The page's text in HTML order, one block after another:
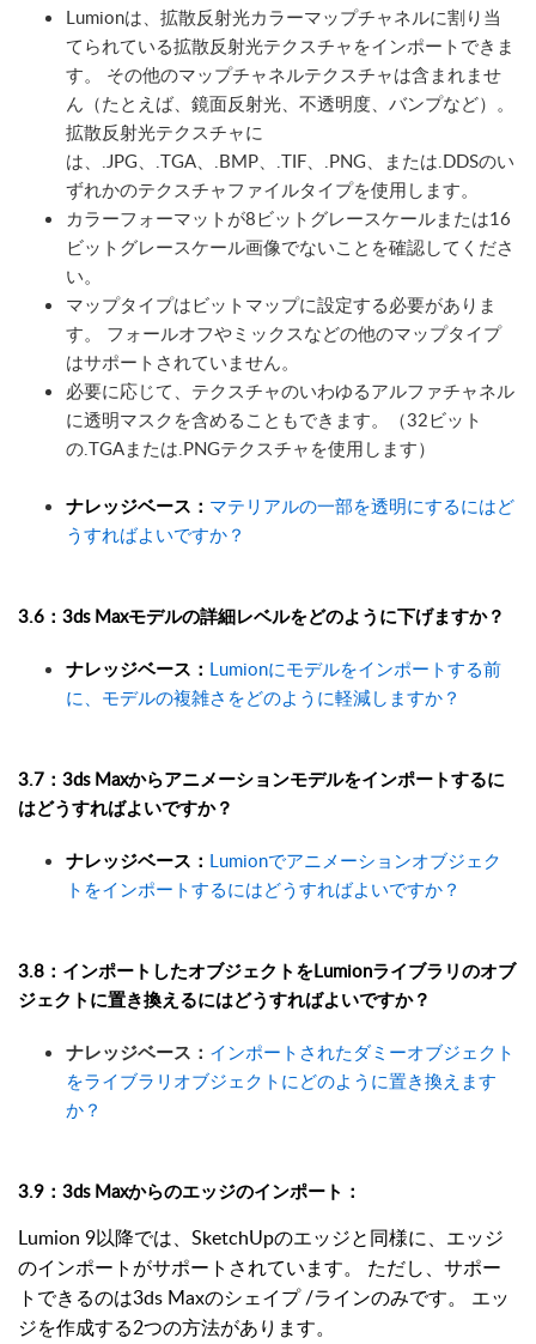
Lumionは、拡散反射光カラーマップチャネルに割り当
てられている拡散反射光テクスチャをインポートできま
す。 その他のマップチャネルテクスチャは含まれませ
ん（たとえば、鏡面反射光、不透明度、バンプなど）。
拡散反射光テクスチャに
は、.JPG、.TGA、.BMP、.TIF、.PNG、または.DDSのい
ずれかのテクスチャファイルタイプを使用します。
カラーフォーマットが8ビットグレースケールまたは16
ビットグレースケール画像でないことを確認してくださ
い。
マップタイプはビットマップに設定する必要がありま
す。 フォールオフやミックスなどの他のマップタイプ
はサポートされていません。
必要に応じて、テクスチャのいわゆるアルファチャネル
に透明マスクを含めることもできます。（32ビット
の.TGAまたは.PNGテクスチャを使用します）
ナレッジベース： マテリアルの一部を透明にするにはど
うすればよいですか？
3.6：3ds Maxモデルの詳細レベルをどのように下げますか？
ナレッジベース： Lumionにモデルをインポートする前
に、モデルの複雑さをどのように軽減しますか？
3.7：3ds Maxからアニメーションモデルをインポートするに
はどうすればよいですか？
ナレッジベース： Lumionでアニメーションオブジェク
トをインポートするにはどうすればよいですか？
3.8：インポートしたオブジェクトをLumionライブラリのオブ
ジェクトに置き換えるにはどうすればよいですか？
ナレッジベース： インポートされたダミーオブジェクト
をライブラリオブジェクトにどのように置き換えます
か？
3.9：3ds Maxからのエッジのインポート：
Lumion 9以降では、SketchUpのエッジと同様に、エッジ
のインポートがサポートされています。 ただし、サポー
トできるのは3ds Maxのシェイプ /ラインのみです。 エッ
ジを作成する2つの方法があります。